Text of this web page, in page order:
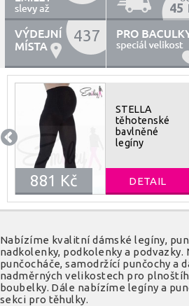
45
437
881 Kč
STELLA
těhotenské
bavlněné
legíny
DETAIL
Nabízíme kvalitní dámské legíny,
nadkolenky, podkolenky a podvazky.
punčocháče, samodržící punčochy a
nadměrných velikostech pro
boubelky. Dále nabízíme legíny a
sekci pro těhulky.